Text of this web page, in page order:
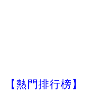
【熱門排行榜】